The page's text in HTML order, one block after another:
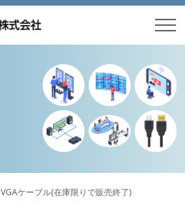
VGAケーブル(在庫限りで販売終了)